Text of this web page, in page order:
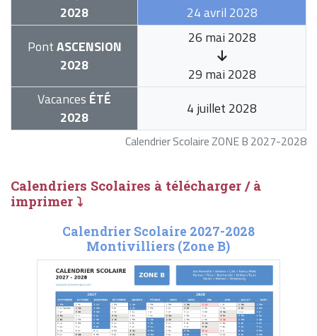
Calendrier Scolaire ZONE B 2027-2028
2028
24 avril 2028
PontASCENSION
2028
26 mai 2028
29 mai 2028
Vacances ÉTÉ
2028
4 juillet 2028
Calendriers Scolaires à télécharger / à
imprimer ⤵
Calendrier Scolaire 2027-2028
Montivilliers (Zone B)